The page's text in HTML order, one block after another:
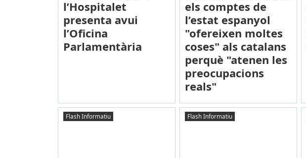
l’Hospitalet
presenta avui
l’Oficina
Parlamentària
els comptes de
l’estat espanyol
"ofereixen moltes
coses" als catalans
perquè "atenen les
preocupacions
reals"
Flash Informatiu Flash Informatiu